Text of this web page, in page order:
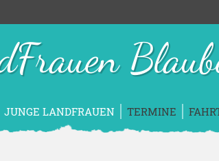
JUNGE LANDFRAUEN TERMINE